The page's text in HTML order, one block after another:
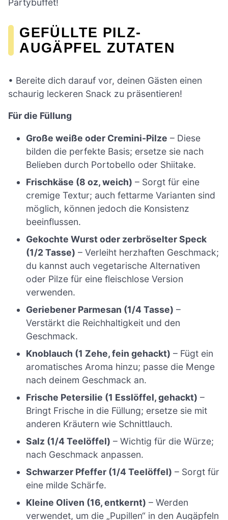
Partybuffet!
GEFÜLLTE PILZ-
AUGÄPFEL ZUTATEN
• Bereite dich darauf vor, deinen Gästen einen
schaurig leckeren Snack zu präsentieren!
Für die Füllung
Große weiße oder Cremini-Pilze – Diese
bilden die perfekte Basis; ersetze sie nach
Belieben durch Portobello oder Shiitake.
Frischkäse (8 oz, weich) – Sorgt für eine
cremige Textur; auch fettarme Varianten sind
möglich, können jedoch die Konsistenz
beeinflussen.
Gekochte Wurst oder zerbröselter Speck
(1/2 Tasse) – Verleiht herzhaften Geschmack;
du kannst auch vegetarische Alternativen
oder Pilze für eine fleischlose Version
verwenden.
Geriebener Parmesan (1/4 Tasse) –
Verstärkt die Reichhaltigkeit und den
Geschmack.
Knoblauch (1 Zehe, fein gehackt) – Fügt ein
aromatisches Aroma hinzu; passe die Menge
nach deinem Geschmack an.
Frische Petersilie (1 Esslöffel, gehackt) –
Bringt Frische in die Füllung; ersetze sie mit
anderen Kräutern wie Schnittlauch.
Salz (1/4 Teelöffel) – Wichtig für die Würze;
nach Geschmack anpassen.
Schwarzer Pfeffer (1/4 Teelöffel) – Sorgt für
eine milde Schärfe.
Kleine Oliven (16, entkernt) – Werden
verwendet, um die „Pupillen“ in den Augäpfeln